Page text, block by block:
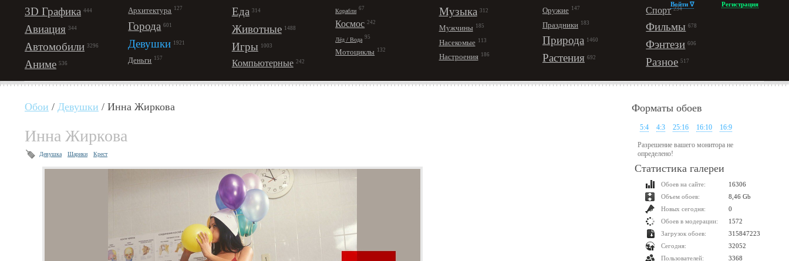
3D Графика 444
Авиация 344
Автомобили 3296
Аниме 536
Архитектура 127
Города 601
Девушки 1921
Деньги 157
Еда 314
Животные 1488
Игры 1003
Компьютерные 242
Корабли 67
Космос 242
Лёд / Вода 95
Мотоциклы 132
Музыка 312
Мужчины 185
Насекомые 113
Настроения 186
Оружие 147
Праздники 183
Природа 1460
Растения 692
Спорт 234
Фильмы 678
Фэнтези 606
Разное 517
Войти ∇ Регистрация
Обои / Девушки / Инна Жиркова
Инна Жиркова
Девушка Шарики Крест
Форматы обоев
5:4 4:3 25:16 16:10 16:9
Разрешение вашего монитора не
определено!
Статистика галереи
Обоев на сайте:
16306
Объем обоев:
8,46 Gb
Новых сегодня:
0
Обоев в модерации:
1572
Загрузок обоев:
315847223
Сегодня:
32052
Пользователей:
3368